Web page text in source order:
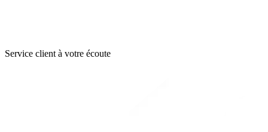
Service client à votre écoute